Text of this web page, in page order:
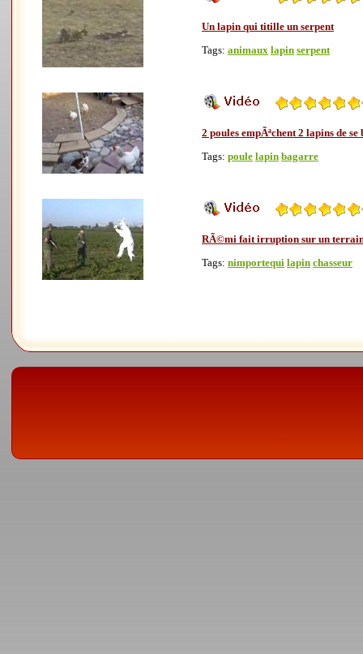
Un lapin qui titille un serpent
Tags: animaux lapin serpent
2 poules empÃªchent 2 lapins de se
Tags: poule lapin bagarre
RÃ©mi fait irruption sur un terrain
Tags: nimportequi lapin chasseur